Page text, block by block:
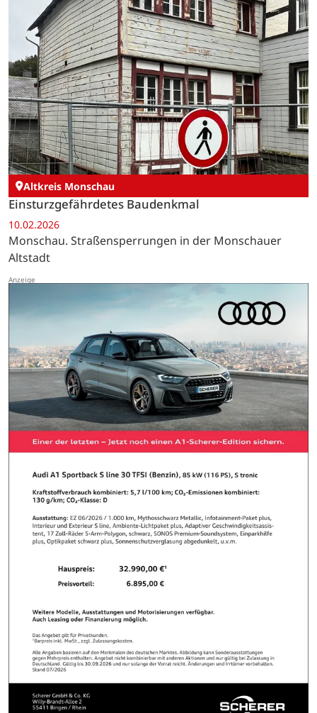
Altkreis Monschau
Einsturzgefährdetes Baudenkmal
10.02.2026
Monschau. Straßensperrungen in der Monschauer
Altstadt